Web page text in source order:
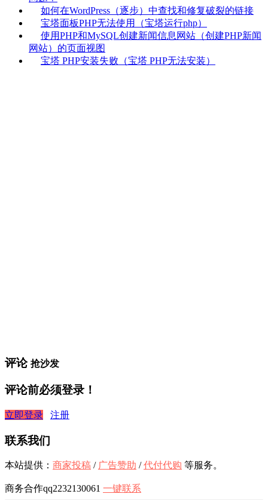
如何在WordPress（逐步）中查找和修复破裂的链接
宝塔面板PHP无法使用（宝塔运行php）
使用PHP和MySQL创建新闻信息网站（创建PHP新闻
网站）的页面视图
宝塔 PHP安装失败（宝塔 PHP无法安装）
评论 抢沙发
评论前必须登录！
立即登录 注册
联系我们
本站提供： 商家投稿 / 广告赞助 /代付代购 等服务。
商务合作qq2232130061 一键联系